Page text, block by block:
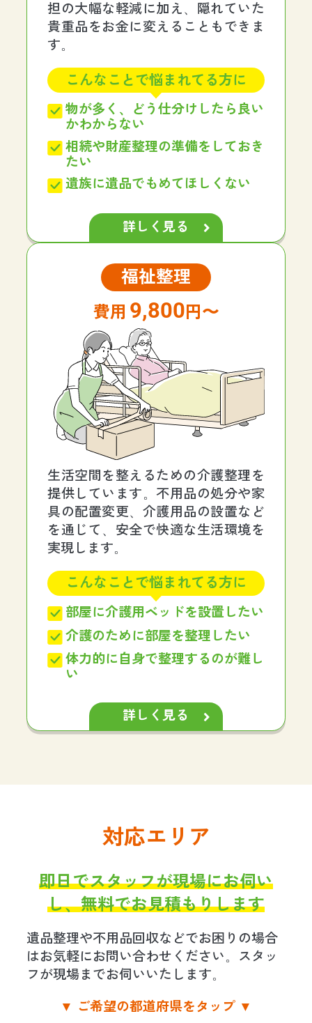
担の大幅な軽減に加え、隠れていた
貴重品をお金に変えることもできま
す。
こんなことで悩まれてる方に
物が多く、どう仕分けしたら良い
かわからない
相続や財産整理の準備をしておき
たい
遺族に遺品でもめてほしくない
詳しく見る
福祉整理
9,800 円〜
生活空間を整えるための介護整理を
提供しています。不用品の処分や家
具の配置変更、介護用品の設置など
を通じて、安全で快適な生活環境を
実現します。
こんなことで悩まれてる方に
部屋に介護用ベッドを設置したい
介護のために部屋を整理したい
体力的に自身で整理するのが難し
い
詳しく見る
対応エリア
即日でスタッフが現場にお伺い
し、無料でお見積もりします
遺品整理や不用品回収などでお困りの場合
はお気軽にお問い合わせください。スタッ
フが現場までお伺いいたします。
▼ ご希望の都道府県をタップ ▼